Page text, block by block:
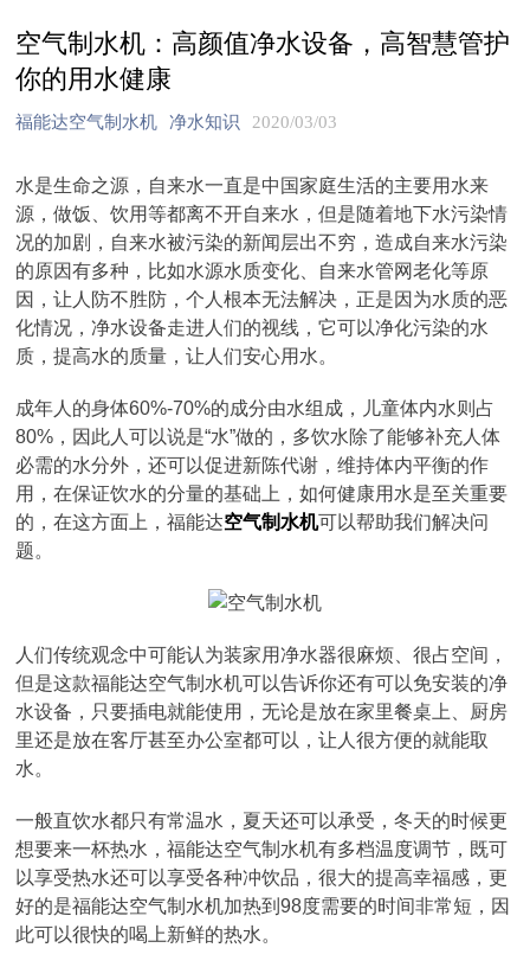
空气制水机：高颜值净水设备，高智慧管护
你的用水健康
福能达空气制水机 净水知识 2020/03/03
水是生命之源，自来水一直是中国家庭生活的主要用水来
源，做饭、饮用等都离不开自来水，但是随着地下水污染情
况的加剧，自来水被污染的新闻层出不穷，造成自来水污染
的原因有多种，比如水源水质变化、自来水管网老化等原
因，让人防不胜防，个人根本无法解决，正是因为水质的恶
化情况，净水设备走进人们的视线，它可以净化污染的水
质，提高水的质量，让人们安心用水。
成年人的身体60%-70%的成分由水组成，儿童体内水则占
80%，因此人可以说是“水”做的，多饮水除了能够补充人体
必需的水分外，还可以促进新陈代谢，维持体内平衡的作
用，在保证饮水的分量的基础上，如何健康用水是至关重要
的，在这方面上，福能达空气制水机可以帮助我们解决问
题。
人们传统观念中可能认为装家用净水器很麻烦、很占空间，
但是这款福能达空气制水机可以告诉你还有可以免安装的净
水设备，只要插电就能使用，无论是放在家里餐桌上、厨房
里还是放在客厅甚至办公室都可以，让人很方便的就能取
水。
一般直饮水都只有常温水，夏天还可以承受，冬天的时候更
想要来一杯热水，福能达空气制水机有多档温度调节，既可
以享受热水还可以享受各种冲饮品，很大的提高幸福感，更
好的是福能达空气制水机加热到98度需要的时间非常短，因
此可以很快的喝上新鲜的热水。